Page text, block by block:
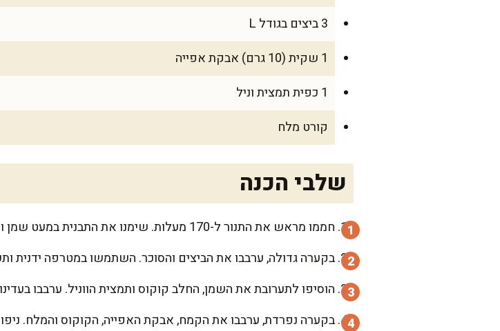
3 ביצים בגודל L
1 שקית (10 גרם) אבקת אפייה
1 כפית תמצית וניל
קורט מלח
שלבי הכנה
חממו מראש את התנור ל-170 מעלות. שימנו את התבנית במעט שמן ופזרו עליה קמח כדי למנוע הידבקות.
בקערה גדולה, ערבבו את הביצים והסוכר. השתמשו במטרפה ידנית
הוסיפו לתערובת את השמן, החלב קוקוס ותמצית הווניל. ערבבו
בקערה נפרדת, ערבבו את הקמח, אבקת האפייה, הקוקוס והמלח.